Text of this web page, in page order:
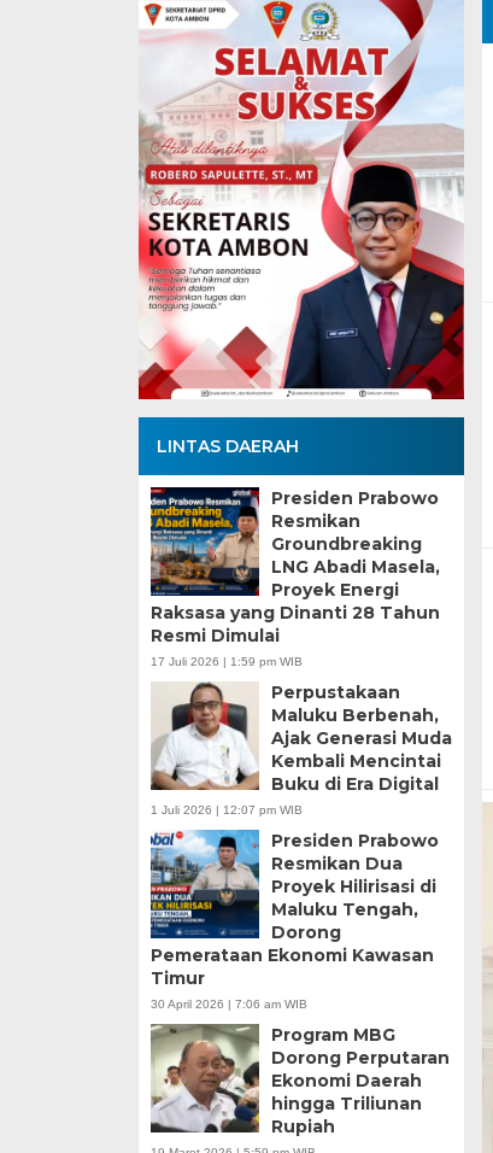
LINTAS DAERAH
Presiden Prabowo
Resmikan
Groundbreaking
LNG Abadi Masela,
Proyek Energi
Raksasa yang Dinanti 28 Tahun
Resmi Dimulai
17 Juli 2026 | 1:59 pm WIB
Perpustakaan
Maluku Berbenah,
Ajak Generasi Muda
Kembali Mencintai
Buku di Era Digital
1 Juli 2026 | 12:07 pm WIB
Presiden Prabowo
Resmikan Dua
Proyek Hilirisasi di
Maluku Tengah,
Dorong
Pemerataan Ekonomi Kawasan
Timur
30 April 2026 | 7:06 am WIB
Program MBG
Dorong Perputaran
Ekonomi Daerah
hingga Triliunan
Rupiah